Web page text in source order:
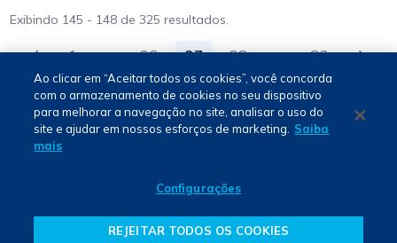
Exibindo 145 - 148 de 325 resultados.
1 ... 36 37 38 ... 82
Português - PT
BSM © 2024. Todos os direitos reservados.
Ao clicar em “Aceitar todos os cookies”, você concorda
com o armazenamento de cookies no seu dispositivo
para melhorar a navegação no site, analisar o uso do
site e ajudar em nossos esforços de marketing.
Saiba
mais
Configurações
REJEITAR TODOS OS COOKIES